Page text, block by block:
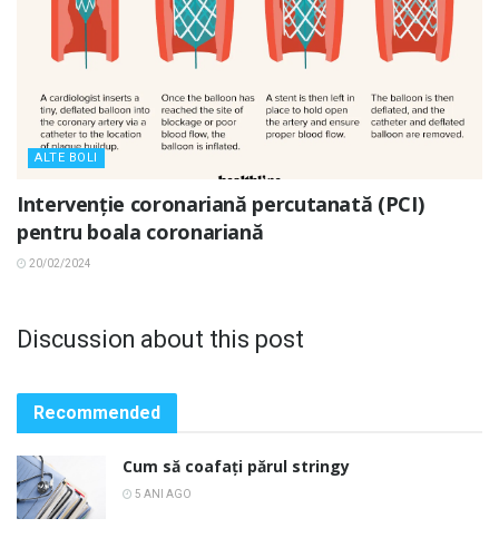
ALTE BOLI
Intervenție coronariană percutanată (PCI)
pentru boala coronariană
20/02/2024
Discussion about this post
Recommended
Cum să coafați părul stringy
5 ANI AGO